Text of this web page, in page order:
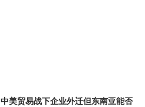
中美贸易战下企业外迁但东南亚能否